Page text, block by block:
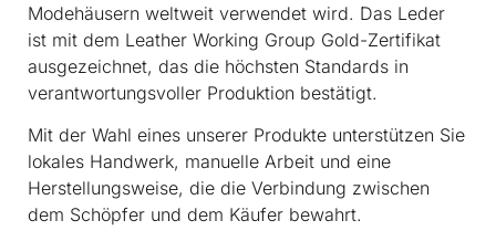
Modehäusern weltweit verwendet wird. Das Leder
ist mit dem Leather Working Group Gold-Zertifikat
ausgezeichnet, das die höchsten Standards in
verantwortungsvoller Produktion bestätigt.
Mit der Wahl eines unserer Produkte unterstützen Sie
lokales Handwerk, manuelle Arbeit und eine
Herstellungsweise, die die Verbindung zwischen
dem Schöpfer und dem Käufer bewahrt.